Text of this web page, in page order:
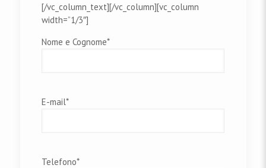
[/vc_column_text][/vc_column][vc_column
width=”1/3″]
Nome e Cognome*
E-mail*
Telefono*